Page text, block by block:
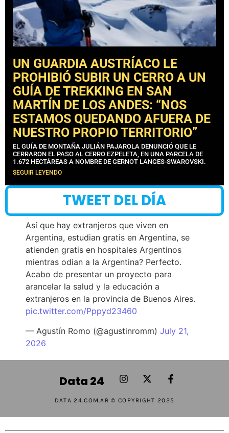
UN GUARDIA AUSTRÍACO LE
PROHIBIÓ SUBIR UN CERRO A UN
GUÍA DE TREKKING EN SAN
MARTÍN DE LOS ANDES: “NOS
ESTAMOS QUEDANDO AFUERA DE
NUESTRO PROPIO TERRITORIO”
EL GUÍA DE MONTAÑA JULIÁN PAJAROLA DENUNCIÓ QUE LE
CERRARON EL PASO AL CERRO EZPELETA, EN UNA PARCELA DE
1.672 HECTÁREAS A NOMBRE DE GERNOT LANGES-SWAROVSKI.
SEGUIR LEYENDO
TWEET DEL DÍA
Así que hay extranjeros que viven en
Argentina, estudian gratis en Argentina, se
atienden gratis en hospitales Argentinos
mientras odian a la Argentina? Perfecto.
Acabo de presentar un proyecto para
arancelar la salud y la educación a
extranjeros en la provincia de Buenos Aires.
pic.twitter.com/Pppyd23460
— Agustín Romo (@agustinromm) July 21,
2026
Data 24
DATA 24.COM.AR © COPYRIGHT 2025